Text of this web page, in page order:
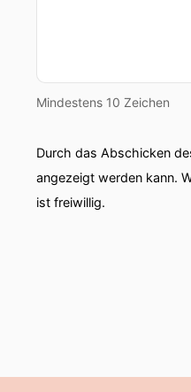
Mindestens 10 Zeichen
Durch das Abschicken
angezeigt werden kann.
ist freiwillig.